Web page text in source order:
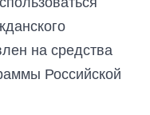
на средства
Российской